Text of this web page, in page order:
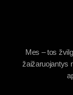
Mes – tos
žaižaruojantys